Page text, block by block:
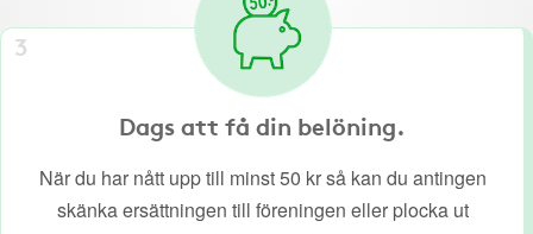
3
Dags att få din belöning.
När du har nått upp till minst 50 kr så kan du antingen
skänka ersättningen till föreningen eller plocka ut